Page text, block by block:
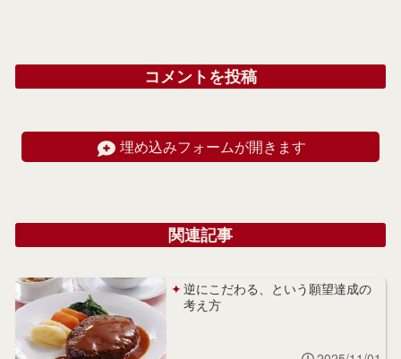
コメントを投稿
埋め込みフォームが開きます
関連記事
逆にこだわる、という願望達成の
考え方